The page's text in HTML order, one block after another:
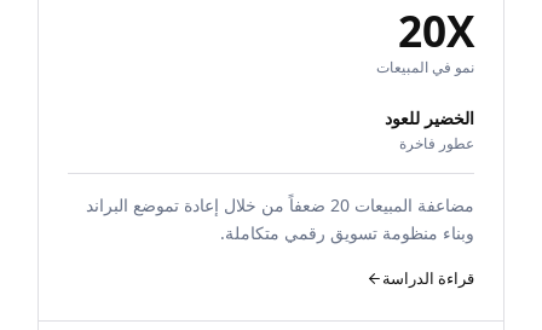
20X
نمو في المبيعات
الخضير للعود
عطور فاخرة
مضاعفة المبيعات 20 ضعفاً من خلال إعادة تموضع البراند
وبناء منظومة تسويق رقمي متكاملة.
قراءة الدراسة